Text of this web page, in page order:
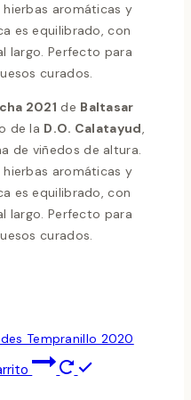
aromáticas y
es equilibrado, con
largo. Perfecto para
curados.
2021 de Baltasar
de la D.O. Calatayud,
de viñedos de altura.
aromáticas y
es equilibrado, con
largo. Perfecto para
curados.